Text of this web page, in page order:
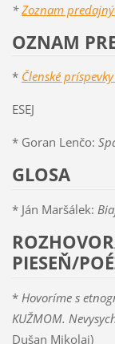
*Zoznam
OZNAM
* Členské
ESEJ
* Goran Lenčo:
GLOSA
* Ján Maršálek:
PIESEŇ/
* Hovoríme s
KUŽMOM.
Dušan Mikolaj)